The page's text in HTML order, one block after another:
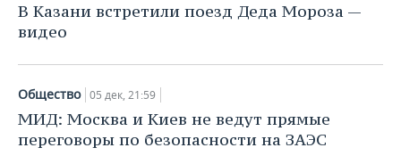
В Казани встретили поезд Деда Мороза —
видео
Общество 05 дек, 21:59
МИД: Москва и Киев не ведут прямые
переговоры по безопасности на ЗАЭС